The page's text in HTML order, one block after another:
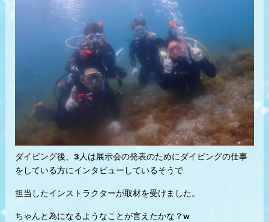
ダイビング後、3人は展示会の発表のためにダイビングの仕事
をしている方にインタビューしているそうで
担当したインストラクターが取材を受けました。
ちゃんと為になるようなことが言えたかな？w